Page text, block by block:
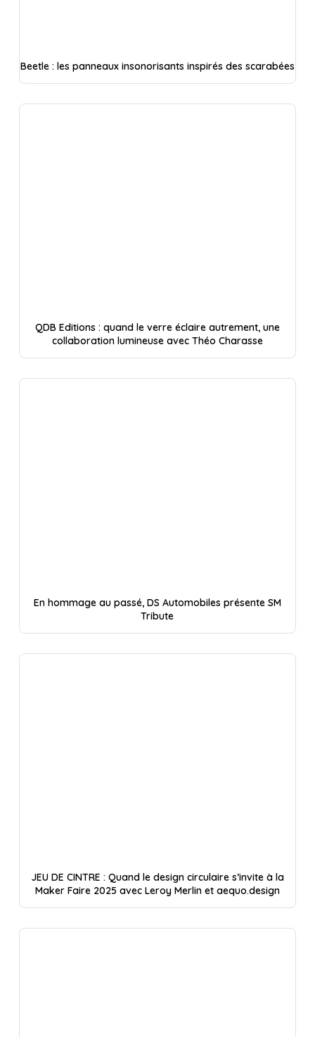
Beetle : les panneaux insonorisants inspirés des scarabées
QDB Editions : quand le verre éclaire autrement, une
collaboration lumineuse avec Théo Charasse
En hommage au passé, DS Automobiles présente SM
Tribute
JEU DE CINTRE : Quand le design circulaire s’invite à la
Maker Faire 2025 avec Leroy Merlin et aequo.design